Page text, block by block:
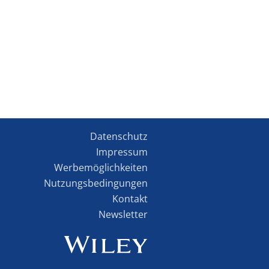
Datenschutz
Impressum
Werbemöglichkeiten
Nutzungsbedingungen
Kontakt
Newsletter